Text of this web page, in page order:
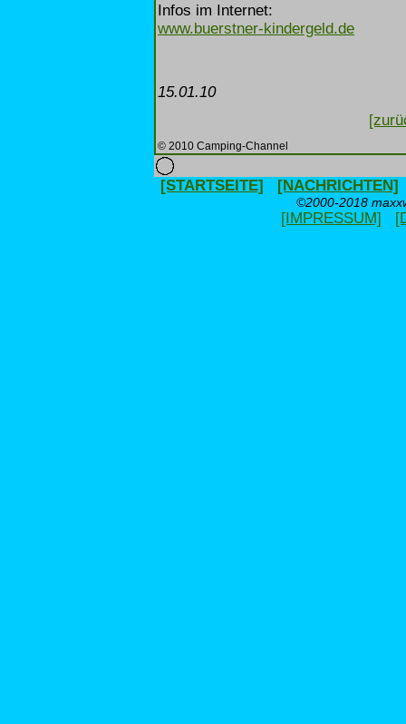
Infos im Internet:
www.buerstner-kindergeld.de
15.01.10
© 2010 Camping-Channel
[STARTSEITE] [NACHRICHTEN]
©2000-2018
[IMPRESSUM]